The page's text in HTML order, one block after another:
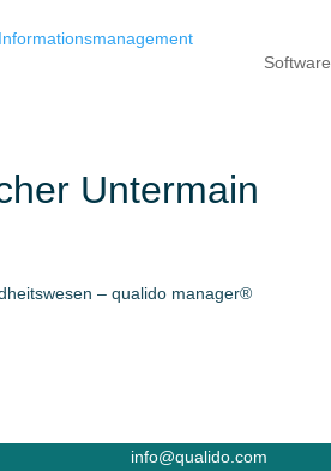
Software
Untermain
info@qualido.com